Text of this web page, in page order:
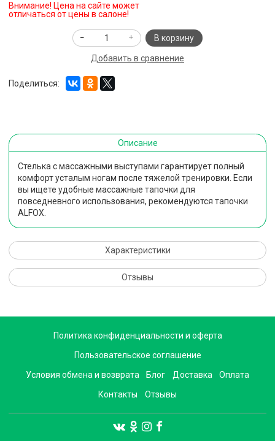
Внимание! Цена на сайте может
отличаться от цены в салоне!
В корзину
Добавить в сравнение
Поделиться:
Описание
Стелька с массажными выступами гарантирует полный
комфорт усталым ногам после тяжелой тренировки. Если
вы ищете удобные массажные тапочки для
повседневного использования, рекомендуются тапочки
ALFOX.
Характеристики
Отзывы
Политика конфиденциальности и оферта
Пользовательское соглашение
Условия обмена и возврата Блог Доставка Оплата
Контакты Отзывы